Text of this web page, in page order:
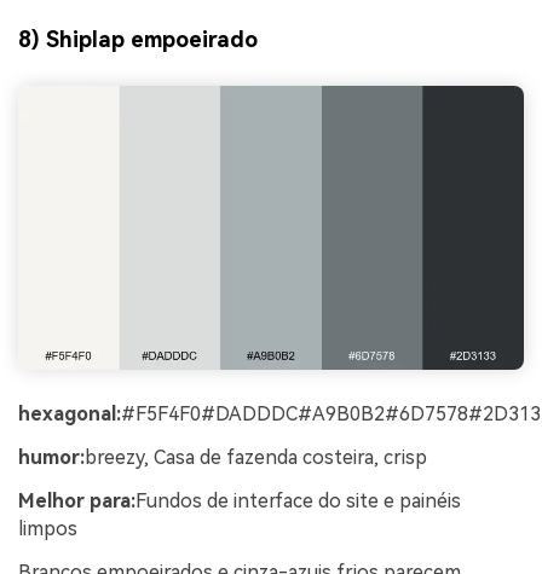
8) Shiplap empoeirado
hexagonal:
humor:breezy, Casa de fazenda costeira, crisp
Melhor para:Fundos de interface do site e painéis
limpos